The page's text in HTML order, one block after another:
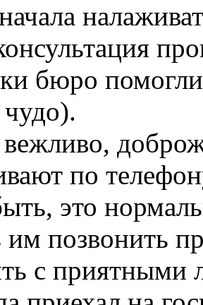
бюро
по
это
им позвонить
с приятными